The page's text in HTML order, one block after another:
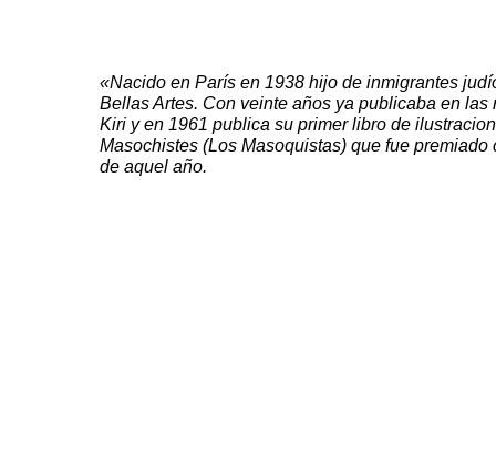
«Nacido en París en 1938 hijo de inmigrantes
Bellas Artes. Con veinte años ya publicaba en
Kiri y en 1961 publica su primer libro de
Masochistes (Los Masoquistas) que fue
de aquel año.